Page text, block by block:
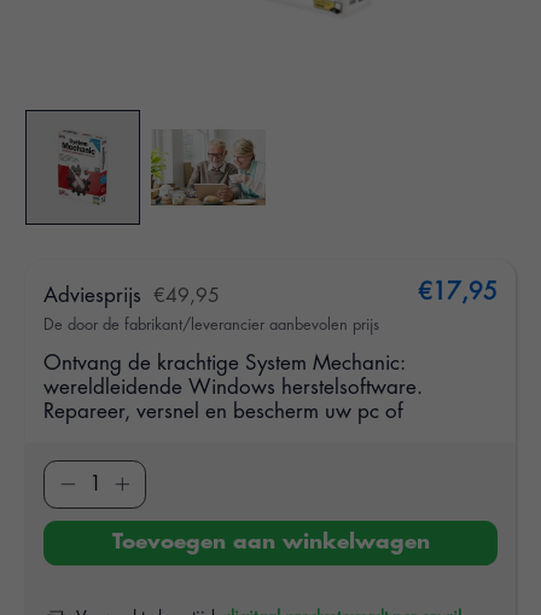
Adviesprijs €49,95
De door de fabrikant/leverancier aanbevolen prijs
€17,95
Ontvang de krachtige System Mechanic:
wereldleidende Windows herstelsoftware.
Repareer, versnel en bescherm uw pc of
Toevoegen aan winkelwagen